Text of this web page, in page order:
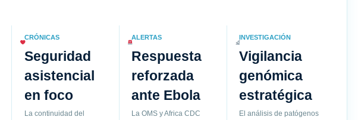
CRÓNICAS
Seguridad
asistencial
en foco
La continuidad del
ALERTAS
Respuesta
reforzada
ante Ebola
La OMS y Africa CDC
INVESTIGACIÓN
Vigilancia
genómica
estratégica
El análisis de patógenos